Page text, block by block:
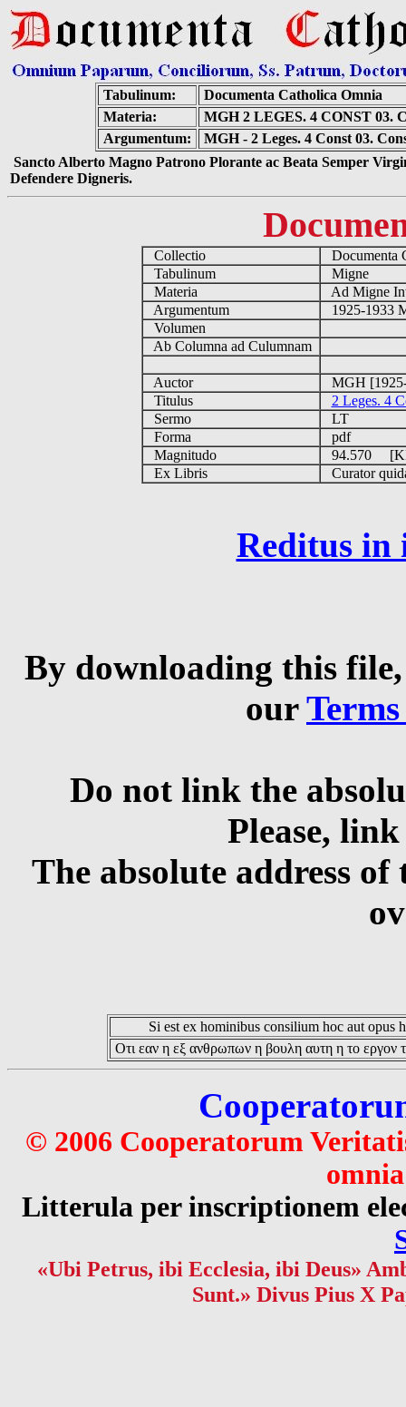
Tabulinum:
Documenta Catholica Omnia
Materia:
MGH 2 LEGES. 4 CONST 03.
Argumentum:
MGH - 2 Leges. 4 Const 03.
Sancto Alberto Magno Patrono Plorante ac Beata Semper
Defendere Digneris.
Collectio
Documenta
Tabulinum
Migne
Materia
Ad Migne
Argumentum
1925-1933
Volumen
Ab Columna ad Culumnam
Auctor
MGH
Titulus
2 Leges. 4
Sermo
LT
Forma
pdf
Magnitudo
94.570
Ex Libris
Curator
Reditus in
By downloading this
our
Do not link the
Please,
The absolute address
Si est ex hominibus consilium hoc aut opus
Οτι εαν η εξ ανθρωπων η βουλη αυτη η το εργον
© 2006 Cooperatorum
Litterula per inscriptionem
«Ubi Petrus, ibi Ecclesia, ibi Deus»
Sunt.» Divus Pius X